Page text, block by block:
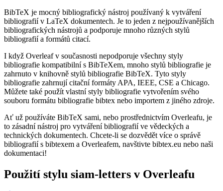
BibTeX je mocný bibliografický nástroj používaný k vytváření
bibliografií v LaTeX dokumentech. Je to jeden z nejpoužívanějších
bibliografických nástrojů a podporuje mnoho různých stylů
bibliografií a formátů citací.
I když Overleaf v současnosti nepodporuje všechny styly
bibliografie kompatibilní s BibTeXem, mnoho stylů bibliografie je
zahrnuto v knihovně stylů bibliografie BibTeX. Tyto styly
bibliografie zahrnují citační formáty APA, IEEE, CSE a Chicago.
Můžete také použít vlastní styly bibliografie vytvořením svého
souboru formátu bibliografie bibtex nebo importem z jiného zdroje.
Ať už používáte BibTeX sami, nebo prostřednictvím Overleafu, je
to zásadní nástroj pro vytváření bibliografií ve vědeckých a
technických dokumentech. Chcete-li se dozvědět více o správě
bibliografií s bibtexem a Overleafem, navštivte bibtex.eu nebo naši
dokumentaci!
Použití stylu siam-letters v Overleafu